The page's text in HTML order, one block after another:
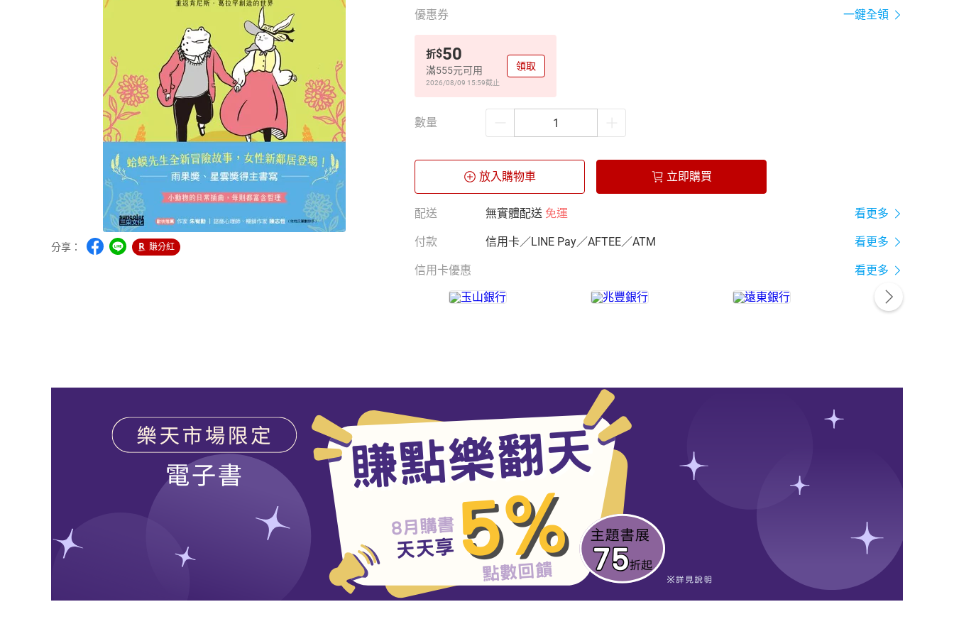
分享： 賺分紅
優惠券 一鍵全領
折$50
滿555元可用
2026/08/09 15:59截止
領取
數量
放入購物車 立即購買
配送 無實體配送 免運 看更多
付款 信用卡／LINE Pay／AFTEE／ATM 看更多
信用卡優惠 看更多